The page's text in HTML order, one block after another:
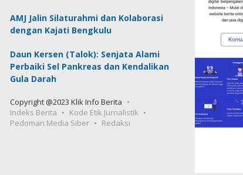
AMJ Jalin Silaturahmi dan Kolaborasi
dengan Kajati Bengkulu
Daun Kersen (Talok): Senjata Alami
Perbaiki Sel Pankreas dan Kendalikan
Gula Darah
Copyright @2023 Klik Info Berita
Indeks Berita
Kode Etik Jurnalistik
Pedoman Media Siber
Redaksi